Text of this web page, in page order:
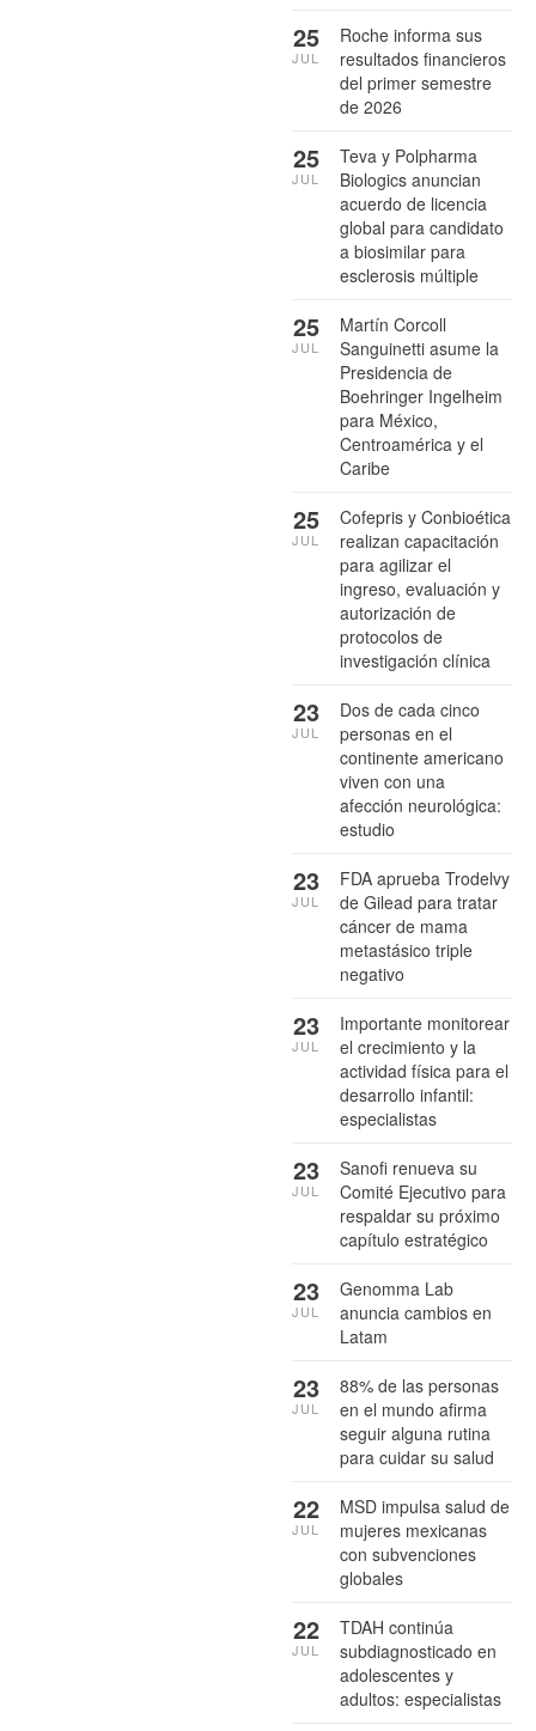
Roche informa sus
resultados financieros
del primer semestre
de 2026
25
JUL
Teva y Polpharma
Biologics anuncian
acuerdo de licencia
global para candidato
a biosimilar para
esclerosis múltiple
25
JUL
Martín Corcoll
Sanguinetti asume la
Presidencia de
Boehringer Ingelheim
para México,
Centroamérica y el
Caribe
25
JUL
Cofepris y Conbioética
realizan capacitación
para agilizar el
ingreso, evaluación y
autorización de
protocolos de
investigación clínica
25
JUL
Dos de cada cinco
personas en el
continente americano
viven con una
afección neurológica:
estudio
23
JUL
FDA aprueba Trodelvy
de Gilead para tratar
cáncer de mama
metastásico triple
negativo
23
JUL
Importante monitorear
el crecimiento y la
actividad física para el
desarrollo infantil:
especialistas
23
JUL
Sanofi renueva su
Comité Ejecutivo para
respaldar su próximo
capítulo estratégico
23
JUL
Genomma Lab
anuncia cambios en
Latam
23
JUL
88% de las personas
en el mundo afirma
seguir alguna rutina
para cuidar su salud
23
JUL
MSD impulsa salud de
mujeres mexicanas
con subvenciones
globales
22
JUL
TDAH continúa
subdiagnosticado en
adolescentes y
adultos: especialistas
22
JUL